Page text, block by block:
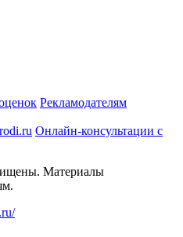
Рекламодателям
Онлайн-консультации с
Материалы